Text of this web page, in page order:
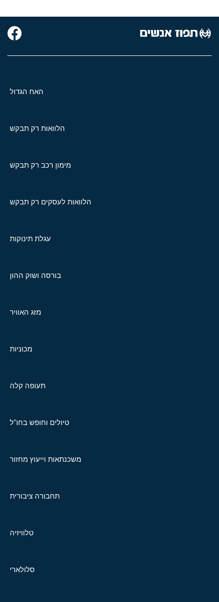
האח הגדול
הלוואות רק תבקש
מימון רכב רק תבקש
הלוואות לעסקים רק תבקש
עגלת תינוקות
בורסה ושוק ההון
מזג האוויר
מכוניות
תעופה קלה
טיולים וחופש בחו"ל
משכנתאות וייעוץ מחזור
תחבורה ציבורית
טלוויזיה
סלולארי